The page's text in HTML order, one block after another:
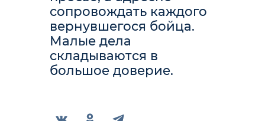
сопровождать каждого
вернувшегося бойца.
Малые дела
складываются в
большое доверие.